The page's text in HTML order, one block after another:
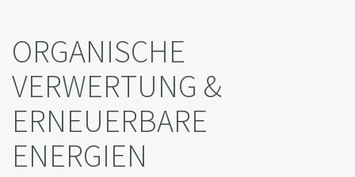
ORGANISCHE
VERWERTUNG &
ERNEUERBARE
ENERGIEN